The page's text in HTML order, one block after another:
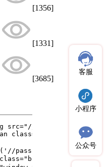
[1356]
[1331]
[3685]
客服
小程序
公众号